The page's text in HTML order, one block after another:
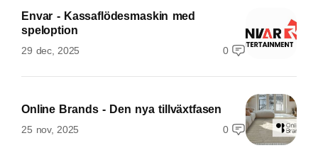
Envar - Kassaflödesmaskin med
speloption
29 dec, 2025 0
Online Brands - Den nya tillväxtfasen
25 nov, 2025 0